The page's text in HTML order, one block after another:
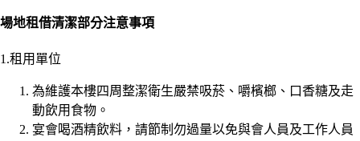
場地租借清潔部分注意事項
1.租用單位
為維護本樓四周整潔衛生嚴禁吸菸、嚼檳榔、口香糖及走
動飲用食物。
宴會喝酒精飲料，請節制勿過量以免與會人員及工作人員